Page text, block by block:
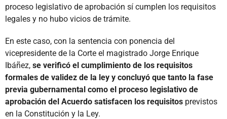
proceso legislativo de aprobación sí cumplen los requisitos
legales y no hubo vicios de trámite.
En este caso, con la sentencia con ponencia del
vicepresidente de la Corte el magistrado Jorge Enrique
Ibáñez, se verificó el cumplimiento de los requisitos
formales de validez de la ley y concluyó que tanto la fase
previa gubernamental como el proceso legislativo de
aprobación del Acuerdo satisfacen los requisitos previstos
en la Constitución y la Ley.